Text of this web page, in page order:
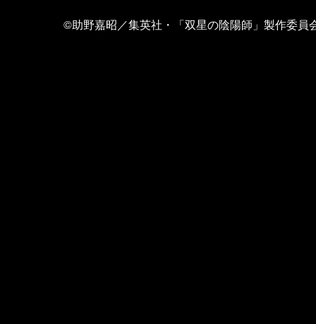
©助野嘉昭／集英社・「双星の陰陽師」製作委員